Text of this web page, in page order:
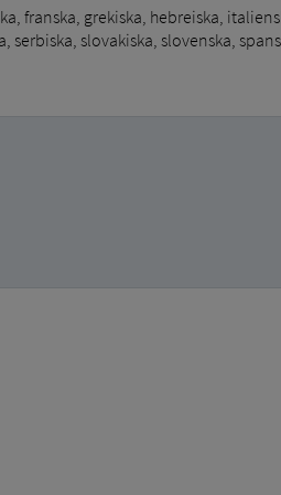
franska, grekiska, hebreiska,
slovakiska, slovenska,